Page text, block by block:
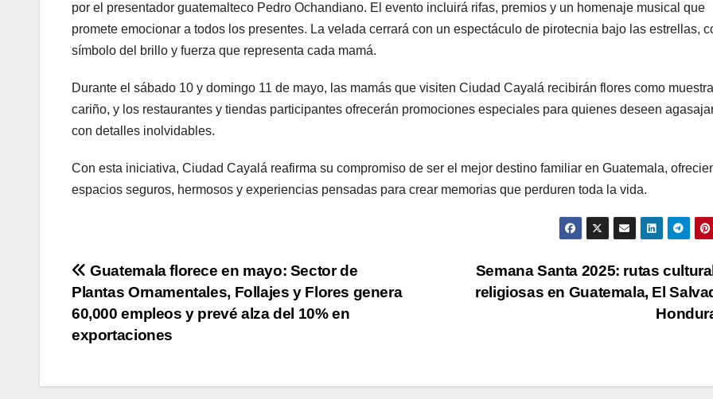
por el presentador guatemalteco Pedro Ochandiano. El evento incluirá rifas, premios y un homenaje musical que
promete emocionar a todos los presentes. La velada cerrará con un espectáculo de pirotecnia bajo las estrellas,
símbolo del brillo y fuerza que representa cada mamá.
Durante el sábado 10 y domingo 11 de mayo, las mamás que visiten Ciudad Cayalá recibirán flores como
cariño, y los restaurantes y tiendas participantes ofrecerán promociones especiales para quienes deseen
con detalles inolvidables.
Con esta iniciativa, Ciudad Cayalá reafirma su compromiso de ser el mejor destino familiar en Guatemala,
espacios seguros, hermosos y experiencias pensadas para crear memorias que perduren toda la vida.
Navegación
de
entradas
Semana Santa 2025: rutas
religiosas en Guatemala, El
Guatemala florece en mayo: Sector de
Plantas Ornamentales, Follajes y Flores genera
60,000 empleos y prevé alza del 10% en
exportaciones